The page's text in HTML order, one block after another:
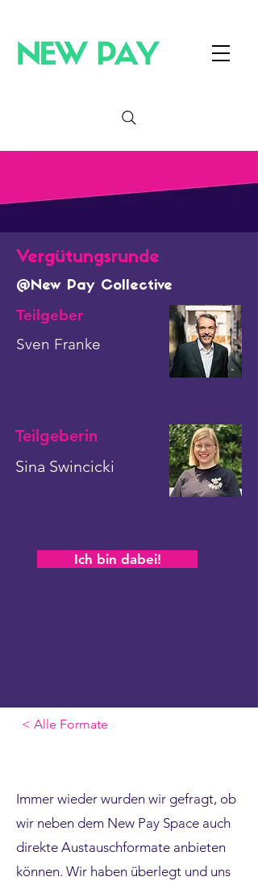
Vergütungsrunde
@New Pay Collective
Teilgeber
Sven Franke
Teilgeberin
Sina Swincicki
Ich bin dabei!
< Alle Formate
Immer wieder wurden wir gefragt, ob
wir neben dem New Pay Space auch
direkte Austauschformate anbieten
können. Wir haben überlegt und uns